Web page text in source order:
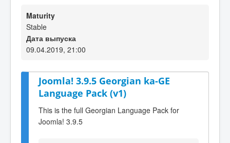
Maturity
Stable
Дата выпуска
09.04.2019, 21:00
Joomla! 3.9.5 Georgian ka-GE
Language Pack (v1)
This is the full Georgian Language Pack for
Joomla! 3.9.5